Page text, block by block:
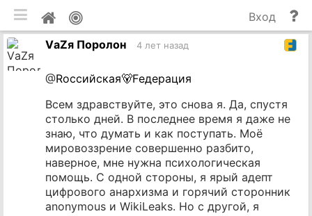
Мой
профиль
и
Вход
VаZя Поролон
4 лет назад
@Rоссийская🐻Fедерация
Всем здравствуйте, это снова я. Да, спустя
столько дней. В последнее время я даже не
знаю, что думать и как поступать. Моё
мировоззрение совершенно разбито,
наверное, мне нужна психологическая
помощь. С одной стороны, я ярый адепт
цифрового анархизма и горячий сторонник
anonymous и WikiLeaks. Но с другой, я
мобильная версия